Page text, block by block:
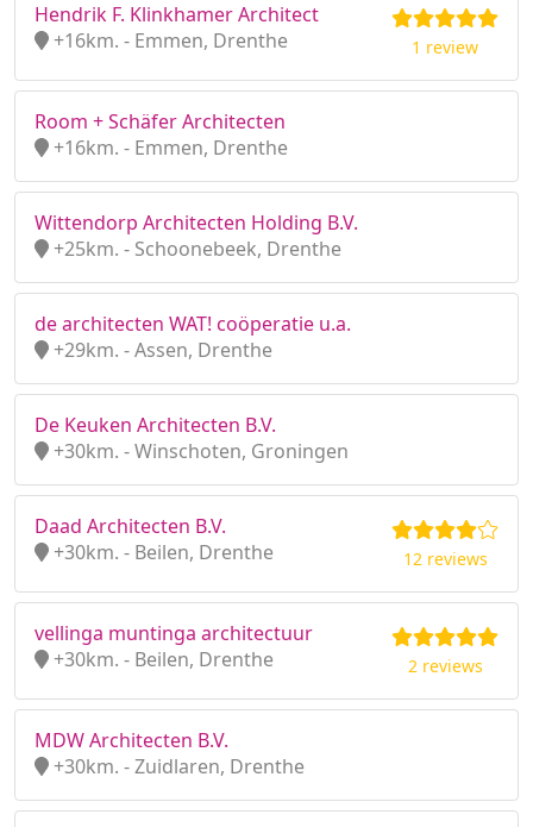
Hendrik F. Klinkhamer Architect
+16km. - Emmen, Drenthe
1 review
Room + Schäfer Architecten
+16km. - Emmen, Drenthe
Wittendorp Architecten Holding B.V.
+25km. - Schoonebeek, Drenthe
de architecten WAT! coöperatie u.a.
+29km. - Assen, Drenthe
De Keuken Architecten B.V.
+30km. - Winschoten, Groningen
Daad Architecten B.V.
+30km. - Beilen, Drenthe
12 reviews
vellinga muntinga architectuur
+30km. - Beilen, Drenthe
2 reviews
MDW Architecten B.V.
+30km. - Zuidlaren, Drenthe